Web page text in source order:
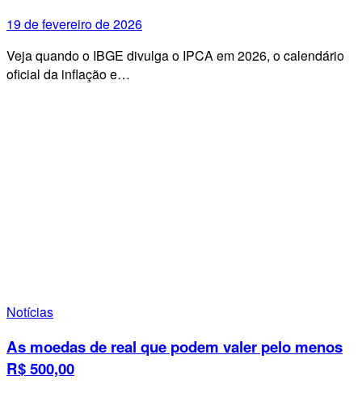
19 de fevereiro de 2026
Veja quando o IBGE divulga o IPCA em 2026, o calendário
oficial da inflação e…
Notícias
As moedas de real que podem valer pelo menos
R$ 500,00